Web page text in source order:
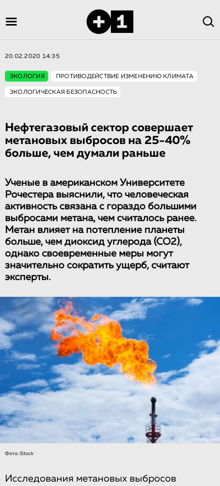
20.02.2020 14:35
ЭКОЛОГИЯ ПРОТИВОДЕЙСТВИЕ ИЗМЕНЕНИЮ КЛИМАТА
ЭКОЛОГИЧЕСКАЯ БЕЗОПАСНОСТЬ
Нефтегазовый сектор совершает
метановых выбросов на 25-40%
больше, чем думали раньше
Ученые в американском Университете
Рочестера выяснили, что человеческая
активность связана с гораздо большими
выбросами метана, чем считалось ранее.
Метан влияет на потепление планеты
больше, чем диоксид углерода (СО2),
однако своевременные меры могут
значительно сократить ущерб, считают
эксперты.
Фото: iStock
Исследования метановых выбросов